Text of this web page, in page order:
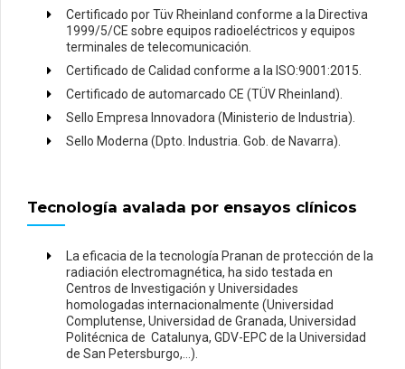
Certificado por Tüv Rheinland conforme a la Directiva
1999/5/CE sobre equipos radioeléctricos y equipos
terminales de telecomunicación.
Certificado de Calidad conforme a la ISO:9001:2015.
Certificado de automarcado CE (TÜV Rheinland).
Sello Empresa Innovadora (Ministerio de Industria).
Sello Moderna (Dpto. Industria. Gob. de Navarra).
Tecnología avalada por ensayos clínicos
La eficacia de la tecnología Pranan de protección de la
radiación electromagnética, ha sido testada en
Centros de Investigación y Universidades
homologadas internacionalmente (Universidad
Complutense, Universidad de Granada, Universidad
Politécnica de Catalunya, GDV-EPC de la Universidad
de San Petersburgo,…).